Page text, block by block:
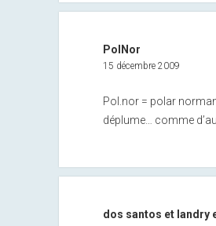
PolNor
15 décembre 2009
Pol.nor = polar
déplume… comme
dos santos et landry